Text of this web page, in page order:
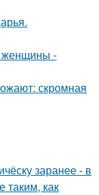
женщины -
скромная
заранее - в
таким, как